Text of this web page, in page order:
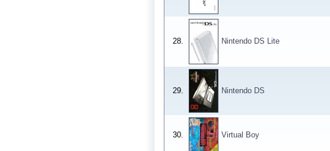
28. Nintendo DS Lite
29. Nintendo DS
30. Virtual Boy